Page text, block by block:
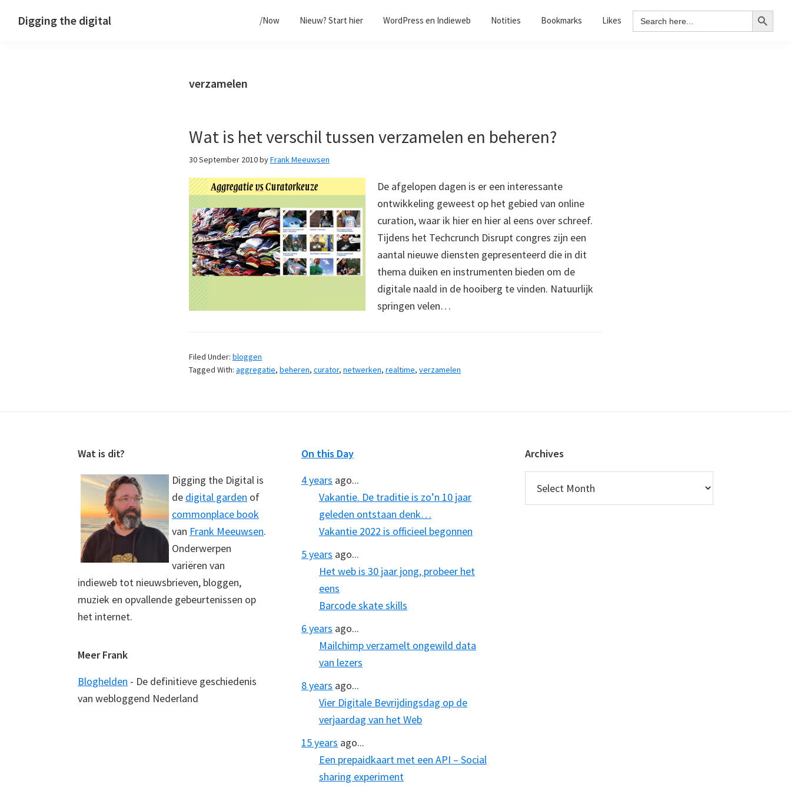
Digging the digital /Now Nieuw? Start hier WordPress en Indieweb Notities Bookmarks Likes Search
for:
Search Button
verzamelen
Wat is het verschil tussen verzamelen en beheren?
30 September 2010byFrank Meeuwsen
De afgelopen dagen is er een interessante
ontwikkeling geweest op het gebied van online
curation, waar ik hier en hier al eens over schreef.
Tijdens het Techcrunch Disrupt congres zijn een
aantal nieuwe diensten gepresenteerd die in dit
thema duiken en instrumenten bieden om de
digitale naald in de hooiberg te vinden. Natuurlijk
springen velen…
Filed Under: bloggen
Tagged With: aggregatie, beheren, curator, netwerken, realtime, verzamelen
Wat is dit?
Digging the Digital is
de digital garden of
commonplace book
van Frank Meeuwsen.
Onderwerpen
variëren van
indieweb tot nieuwsbrieven, bloggen,
muziek en opvallende gebeurtenissen op
het internet.
Meer Frank
Bloghelden - De definitieve geschiedenis
van webloggend Nederland
On this Day
4 years ago...
Vakantie. De traditie is zo’n 10 jaar
geleden ontstaan denk…
Vakantie 2022 is officieel begonnen
5 years ago...
Het web is 30 jaar jong, probeer het
eens
Barcode skate skills
6 years ago...
Mailchimp verzamelt ongewild data
van lezers
8 years ago...
Vier Digitale Bevrijdingsdag op de
verjaardag van het Web
15 years ago...
Een prepaidkaart met een API – Social
sharing experiment
Archives